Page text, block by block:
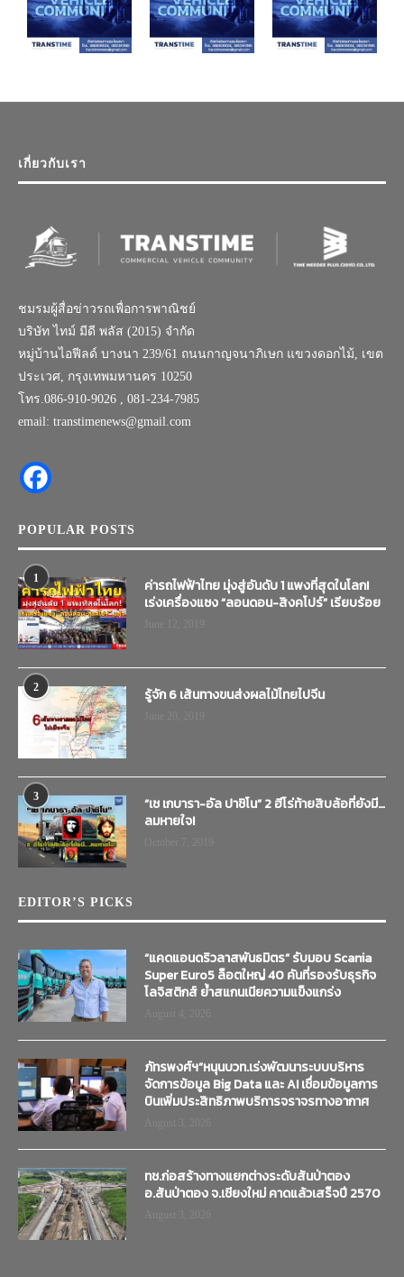
เกี่ยวกับเรา
ชมรมผู้สื่อข่าวรถเพื่อการพาณิชย์
บริษัท ไทม์ มีดี พลัส (2015) จำกัด
หมู่บ้านไอฟีลด์ บางนา 239/61 ถนนกาญจนาภิเษก แขวงดอกไม้, เขต
ประเวศ, กรุงเทพมหานคร 10250
โทร.086-910-9026 , 081-234-7985
email: transtimenews@gmail.com
POPULAR POSTS
1
ค่ารถไฟฟ้าไทย มุ่งสู่อันดับ 1 แพงที่สุดในโลก!
เร่งเครื่องแซง “ลอนดอน-สิงคโปร์” เรียบร้อย
2 รู้จัก 6 เส้นทางขนส่งผลไม้ไทยไปจีน
3
“เช เกบารา-อัล ปาชิโน” 2 ฮีโร่ท้ายสิบล้อที่ยังมี…
ลมหายใจ!
EDITOR’S PICKS
“แคดแอนดริวลาสพันธมิตร” รับมอบ Scania
Super Euro5 ล็อตใหญ่ 40 คันที่รองรับธุรกิจ
โลจิสติกส์ ย้ำสแกนเนียความแข็งแกร่ง
ภัทรพงศ์ฯ”หนุนบวท.เร่งพัฒนาระบบบริหาร
จัดการข้อมูล Big Data และ AI เชื่อมข้อมูลการ
บินเพิ่มประสิทธิภาพบริการจราจรทางอากาศ
ทช.ก่อสร้างทางแยกต่างระดับสันป่าตอง
อ.สันป่าตอง จ.เชียงใหม่ คาดแล้วเสร็จปี 2570